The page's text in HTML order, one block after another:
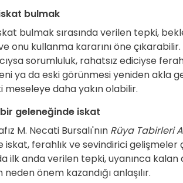
bulmak
bulmak sırasında verilen tepki,
onu kullanma kararını öne
sorumluluk, rahatsız ediciyse
ya da eski görünmesi yeniden akla
daha yakın olabilir.
geleneğinde iskat
M. Necati Bursalı'nın Rüya Tabirleri
ferahlık ve sevindirici gelişmeler
ilk anda verilen tepki, uyanınca
neden önem kazandığı anlaşılır.